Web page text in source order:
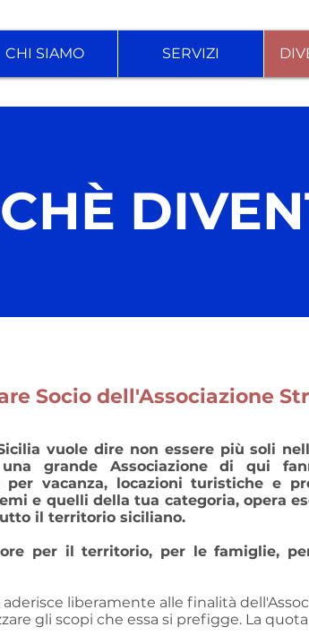
CHI SIAMO SERVIZI
Socio dell'Associazione
vuole dire non essere più soli
grande Associazione di qui
per vacanza, locazioni turistiche e
e quelli della tua categoria, opera
il territorio siciliano.
per il territorio, per le famiglie,
aderisce liberamente alle finalità
gli scopi che essa si prefigge. La